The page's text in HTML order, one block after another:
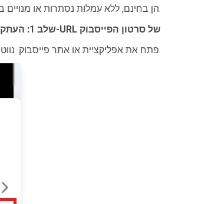
חינם וללא הגבלה: כל התכונות ב-FastDown הן בחינם, ללא עמלות נסתרות או מנויים בתשלום.
שלב 1: העתק את כתובת ה-URL של סרטון הפייסבוק
פתח את אפליקציית או אתר פייסבוק..